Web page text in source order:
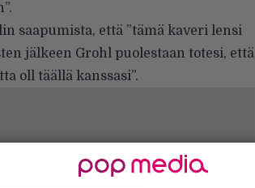
saapumista, että ”tämä kaveri lensi
jälkeen Grohl puolestaan totesi, että
oll täällä kanssasi”.